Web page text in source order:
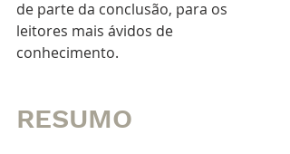
de parte da conclusão, para os
leitores mais ávidos de
conhecimento.
RESUMO